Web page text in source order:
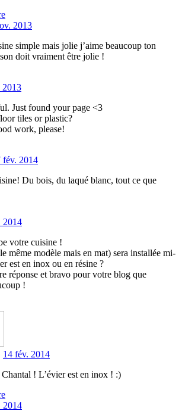
2013
simple mais jolie j’aime beaucoup ton
doit vraiment être jolie !
2013
Just found your page <3
tiles or plastic?
work, please!
fév. 2014
Du bois, du laqué blanc, tout ce que
2014
votre cuisine !
même modèle mais en mat) sera installée mi-
est en inox ou en résine ?
réponse et bravo pour votre blog que
!
14 fév. 2014
! L’évier est en inox ! :)
2014